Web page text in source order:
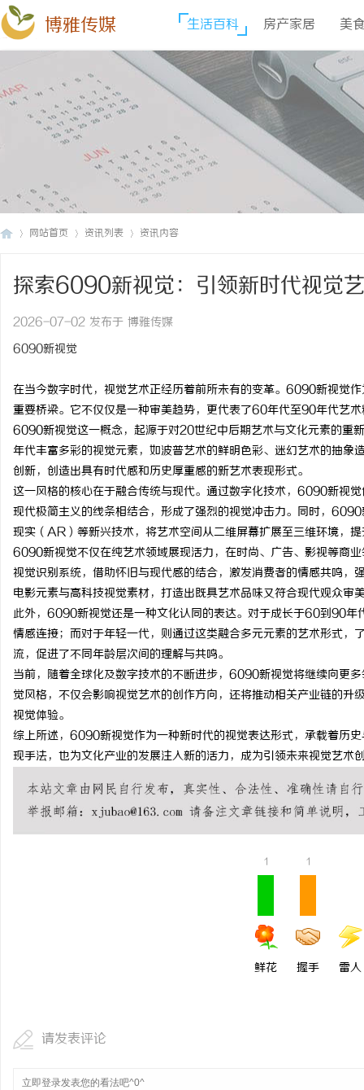
博雅传媒 生活百科 房产家居 美
网站首页 资讯列表 资讯内容
探索6090新视觉：引领新时代视觉
2026-07-02 发布于 博雅传媒
6090新视觉
在当今数字时代，视觉艺术正经历着前所未有的变革。6090新视觉
重要桥梁。它不仅仅是一种审美趋势，更代表了60年代至90年代艺
6090新视觉这一概念，起源于对20世纪中后期艺术与文化元素的
年代丰富多彩的视觉元素，如波普艺术的鲜明色彩、迷幻艺术的抽
创新，创造出具有时代感和历史厚重感的新艺术表现形式。
这一风格的核心在于融合传统与现代。通过数字化技术，6090新视
现代极简主义的线条相结合，形成了强烈的视觉冲击力。同时，
现实（AR）等新兴技术，将艺术空间从二维屏幕扩展至三维环境，
6090新视觉不仅在纯艺术领域展现活力，在时尚、广告、影视等商
视觉识别系统，借助怀旧与现代感的结合，激发消费者的情感共鸣
电影元素与高科技视觉素材，打造出既具艺术品味又符合现代观众审
此外，6090新视觉还是一种文化认同的表达。对于成长于60到90年
情感连接；而对于年轻一代，则通过这类融合多元元素的艺术形式
流，促进了不同年龄层次间的理解与共鸣。
当前，随着全球化及数字技术的不断进步，6090新视觉将继续向更
觉风格，不仅会影响视觉艺术的创作方向，还将推动相关产业链的
视觉体验。
综上所述，6090新视觉作为一种新时代的视觉表达形式，承载着历
现手法，也为文化产业的发展注入新的活力，成为引领未来视觉艺术
1
鲜花
1
握手 雷人
请发表评论
干燥症患者口干眼燥熬